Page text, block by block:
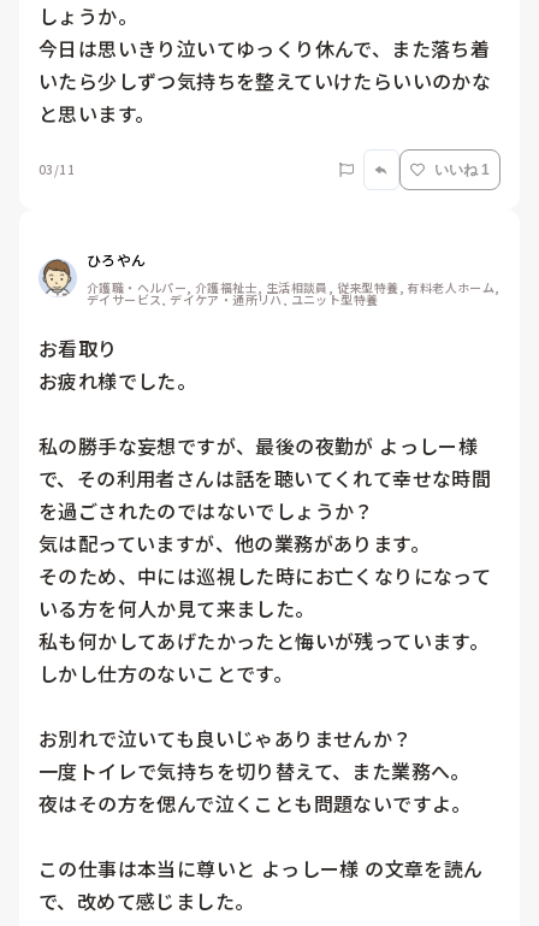
しょうか。
今日は思いきり泣いてゆっくり休んで、また落ち着
いたら少しずつ気持ちを整えていけたらいいのかな
と思います。
03/11 いいね 1
ひろやん
介護職・ヘルパー, 介護福祉士, 生活相談員, 従来型特養, 有料老人ホーム,
デイサービス, デイケア・通所リハ, ユニット型特養
お看取り
お疲れ様でした。
私の勝手な妄想ですが、最後の夜勤が よっしー様
で、その利用者さんは話を聴いてくれて幸せな時間
を過ごされたのではないでしょうか？
気は配っていますが、他の業務があります。
そのため、中には巡視した時にお亡くなりになって
いる方を何人か見て来ました。
私も何かしてあげたかったと悔いが残っています。
しかし仕方のないことです。
お別れで泣いても良いじゃありませんか？
一度トイレで気持ちを切り替えて、また業務へ。
夜はその方を偲んで泣くことも問題ないですよ。
この仕事は本当に尊いと よっしー様 の文章を読ん
で、改めて感じました。